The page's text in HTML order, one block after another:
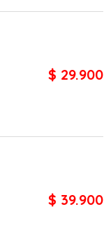
$ 29.900
$ 39.900